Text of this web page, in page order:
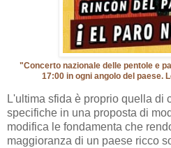
"Concerto nazionale delle pentole e
17:00 in ogni angolo del paese.
L'ultima sfida è proprio quella di
specifiche in una proposta di
modifica le fondamenta che
maggioranza di un paese ricco